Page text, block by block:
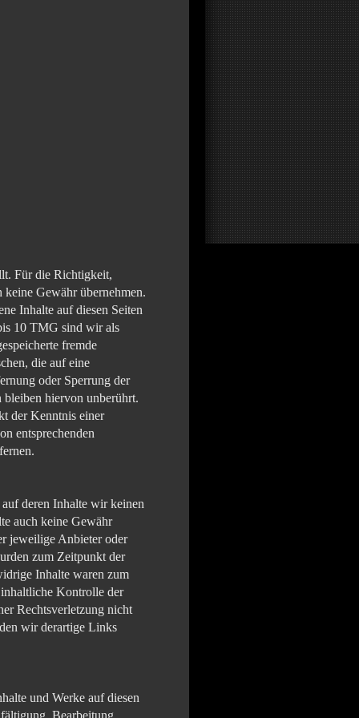
Für die Richtigkeit,
Gewähr übernehmen.
Inhalte auf diesen Seiten
10 TMG sind wir als
fremde
die auf eine
oder Sperrung der
hiervon unberührt.
der Kenntnis einer
entsprechenden
deren Inhalte wir keinen
auch keine Gewähr
jeweilige Anbieter oder
zum Zeitpunkt der
Inhalte waren zum
Kontrolle der
Rechtsverletzung nicht
wir derartige Links
und Werke auf diesen
Bearbeitung,